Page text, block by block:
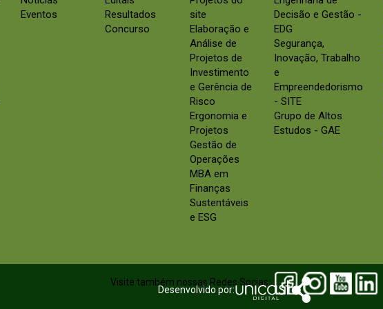
Eventos
Resultados
Concurso
site
Elaboração e
Análise de
Projetos de
Investimento
e Gerência de
Risco
Ergonomia e
Projetos
Gestão de
Operações
MBA em
Finanças
Sustentáveis
e ESG
Decisão e Gestão -
EDG
Segurança,
Inovação, Trabalho
e
Empreendedorismo
- SITE
Grupo de Altos
Estudos - GAE
Visite também nossas Redes Socias:
Desenvolvido por: